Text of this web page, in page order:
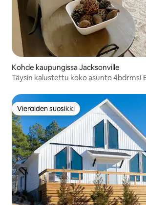
Kohde kaupungissa Jacksonville
Täysin kalustettu koko asunto 4bdrms!
Vieraiden suosikki
Vieraiden suosikki